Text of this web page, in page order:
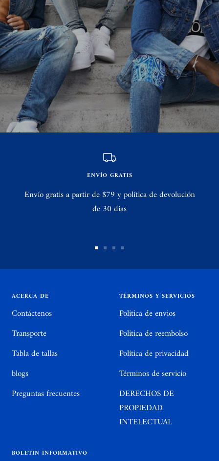
ENVÍO GRATIS
Envío gratis a partir de $79 y política de devolución
de 30 días
Ir
a
diapositiva
Ir
a
diapositiva
Ir
a
diapositiva
Ir
a
diapositiva
4
ACERCA DE
Contáctenos
Transporte
Tabla de tallas
blogs
Preguntas frecuentes
TÉRMINOS Y SERVICIOS
Politica de envios
Politica de reembolso
Política de privacidad
Términos de servicio
DERECHOS DE
PROPIEDAD
INTELECTUAL
BOLETIN INFORMATIVO